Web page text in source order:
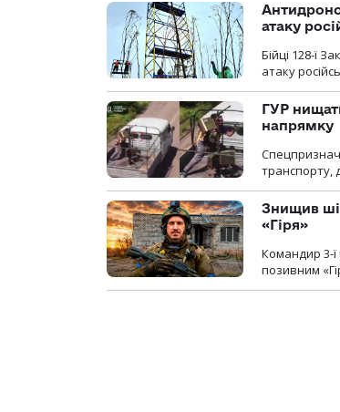
атаку
Бійці 128-ї
атаку
ГУР
напрямку
транспорту,
Знищив
«Гіря»
Командир 3-ї
позивним